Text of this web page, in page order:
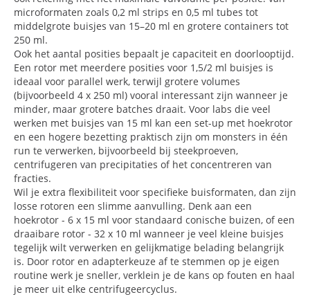
microformaten zoals 0,2 ml strips en 0,5 ml tubes tot
middelgrote buisjes van 15–20 ml en grotere containers tot
250 ml.
Ook het aantal posities bepaalt je capaciteit en doorlooptijd.
Een rotor met meerdere posities voor 1,5/2 ml buisjes is
ideaal voor parallel werk, terwijl grotere volumes
(bijvoorbeeld 4 x 250 ml) vooral interessant zijn wanneer je
minder, maar grotere batches draait. Voor labs die veel
werken met buisjes van 15 ml kan een set-up met hoekrotor
en een hogere bezetting praktisch zijn om monsters in één
run te verwerken, bijvoorbeeld bij steekproeven,
centrifugeren van precipitaties of het concentreren van
fracties.
Wil je extra flexibiliteit voor specifieke buisformaten, dan zijn
losse rotoren een slimme aanvulling. Denk aan een
hoekrotor - 6 x 15 ml voor standaard conische buizen, of een
draaibare rotor - 32 x 10 ml wanneer je veel kleine buisjes
tegelijk wilt verwerken en gelijkmatige belading belangrijk
is. Door rotor en adapterkeuze af te stemmen op je eigen
routine werk je sneller, verklein je de kans op fouten en haal
je meer uit elke centrifugeercyclus.